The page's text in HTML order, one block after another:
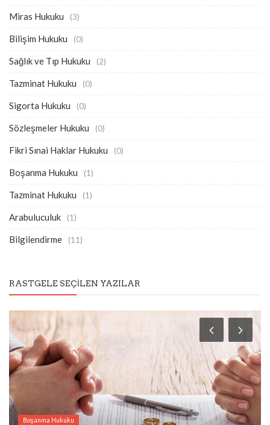
Miras Hukuku (3)
Bilişim Hukuku (0)
Sağlık ve Tıp Hukuku (2)
Tazminat Hukuku (0)
Sigorta Hukuku (0)
Sözleşmeler Hukuku (0)
Fikri Sınai Haklar Hukuku (0)
Boşanma Hukuku (1)
Tazminat Hukuku (1)
Arabuluculuk (1)
Bilgilendirme (11)
RASTGELE SEÇILEN YAZILAR
Boşanma Hukuku